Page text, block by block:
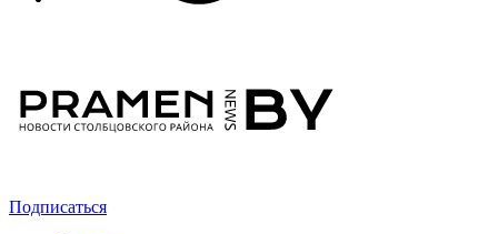
Подписаться